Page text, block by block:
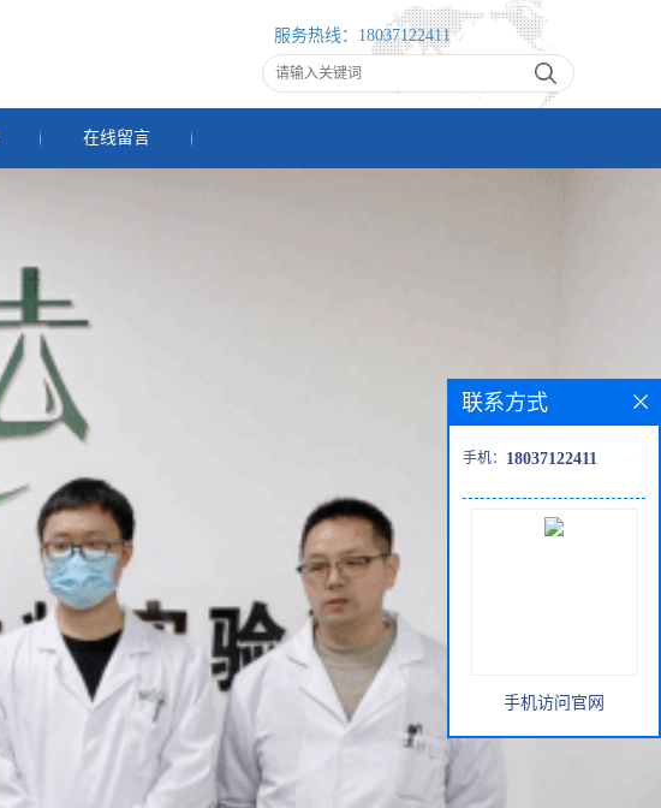
服务热线： 18037122411
在线留言
联系方式
手机： 18037122411
手机访问官网